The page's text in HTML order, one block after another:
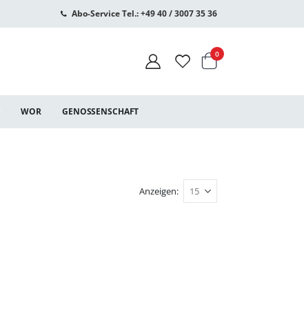
Abo-Service Tel.: +49 40 / 3007 35 36
Warenkorb
0Artikel
WOR GENOSSENSCHAFT
Anzeigen